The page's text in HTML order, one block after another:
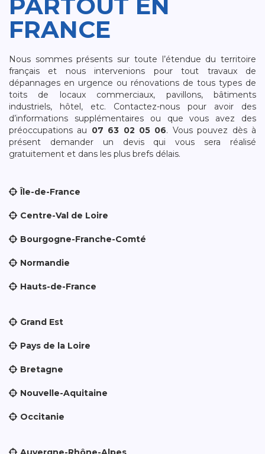
FRANCE
Nous sommes présents sur toute l’étendue du territoire
français et nous intervenions pour tout travaux de
dépannages en urgence ou rénovations de tous types de
toits de locaux commerciaux, pavillons, bâtiments
industriels, hôtel, etc. Contactez-nous pour avoir des
d’informations supplémentaires ou que vous avez des
préoccupations au 07 63 02 05 06. Vous pouvez dès à
présent demander un devis qui vous sera réalisé
gratuitement et dans les plus brefs délais.
Île-de-France
Centre-Val de Loire
Bourgogne-Franche-Comté
Normandie
Hauts-de-France
Grand Est
Pays de la Loire
Bretagne
Nouvelle-Aquitaine
Occitanie